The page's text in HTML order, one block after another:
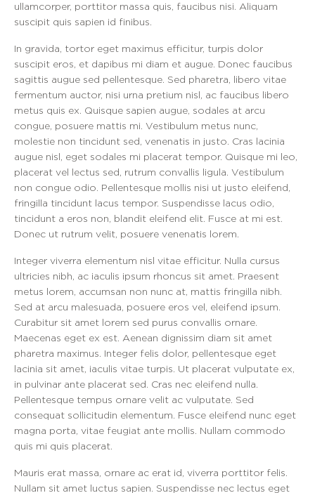
ullamcorper, porttitor massa quis, faucibus nisi. Aliquam
suscipit quis sapien id finibus.
In gravida, tortor eget maximus efficitur, turpis dolor
suscipit eros, et dapibus mi diam et augue. Donec faucibus
sagittis augue sed pellentesque. Sed pharetra, libero vitae
fermentum auctor, nisi urna pretium nisl, ac faucibus libero
metus quis ex. Quisque sapien augue, sodales at arcu
congue, posuere mattis mi. Vestibulum metus nunc,
molestie non tincidunt sed, venenatis in justo. Cras lacinia
augue nisl, eget sodales mi placerat tempor. Quisque mi leo,
placerat vel lectus sed, rutrum convallis ligula. Vestibulum
non congue odio. Pellentesque mollis nisi ut justo eleifend,
fringilla tincidunt lacus tempor. Suspendisse lacus odio,
tincidunt a eros non, blandit eleifend elit. Fusce at mi est.
Donec ut rutrum velit, posuere venenatis lorem.
Integer viverra elementum nisl vitae efficitur. Nulla cursus
ultricies nibh, ac iaculis ipsum rhoncus sit amet. Praesent
metus lorem, accumsan non nunc at, mattis fringilla nibh.
Sed at arcu malesuada, posuere eros vel, eleifend ipsum.
Curabitur sit amet lorem sed purus convallis ornare.
Maecenas eget ex est. Aenean dignissim diam sit amet
pharetra maximus. Integer felis dolor, pellentesque eget
lacinia sit amet, iaculis vitae turpis. Ut placerat vulputate ex,
in pulvinar ante placerat sed. Cras nec eleifend nulla.
Pellentesque tempus ornare velit ac vulputate. Sed
consequat sollicitudin elementum. Fusce eleifend nunc eget
magna porta, vitae feugiat ante mollis. Nullam commodo
quis mi quis placerat.
Mauris erat massa, ornare ac erat id, viverra porttitor felis.
Nullam sit amet luctus sapien. Suspendisse nec lectus eget